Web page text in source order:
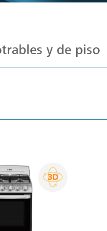
y de piso